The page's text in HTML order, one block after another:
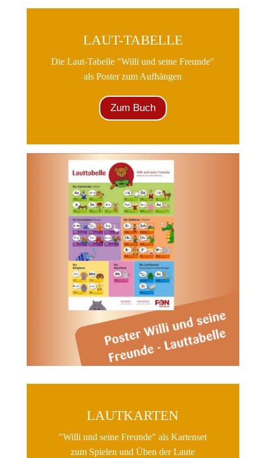
LAUT-TABELLE
Die Laut-Tabelle "Willi und seine Freunde"
als Poster zum Aufhängen
Zum Buch
LAUTKARTEN
"Willi und seine Freunde" als Kartenset
zum Spielen und Üben der Laute